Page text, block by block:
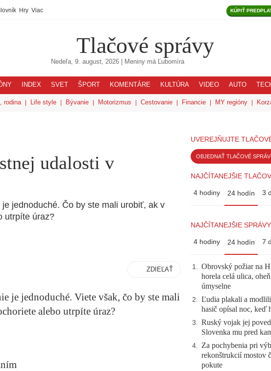
Hry Viac KÚPIŤ
Tlačové správy
Nedeľa, 9. august, 2026 | Meniny má Ľubomíra
INDEX SVET ŠPORT KOMENTÁRE KULTÚRA VIDEO AUTO
rodina Life style Bývanie Motorizmus Cestovanie Financie MY regióny
udalosti v
jednoduché. Čo by ste mali urobiť, ak v
utrpíte úraz?
ZDIEĽAŤ
je jednoduché. Viete však, čo by ste mali
alebo utrpíte úraz?
UVEREJŇUJTE
OBJEDNAŤ TLAČOVÉ
NAJČÍTANEJŠIE
4 hodiny 24 hodín 3
NAJČÍTANEJŠIE
4 hodiny 24 hodín 7
1. Obrovský požiar na
horela celá ulica,
úmyselne
2. Ľudia plakali a
hasič opísal noc, keď
3. Ruský vojak jej
Slovenka mu pred
4. Za pochybenia pri
rekonštrukcií mostov
pokute